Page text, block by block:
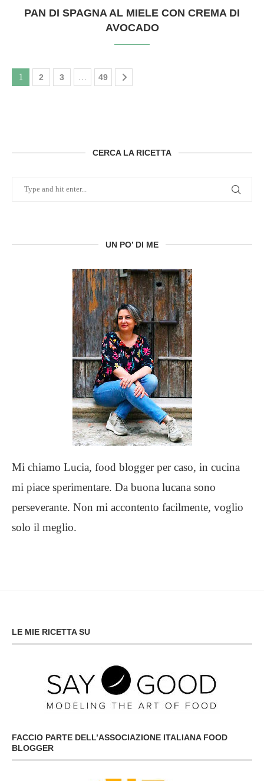
PAN DI SPAGNA AL MIELE CON CREMA DI
AVOCADO
1 2 3 49
CERCA LA RICETTA
UN PO’ DI ME
Mi chiamo Lucia, food blogger per caso, in cucina
mi piace sperimentare. Da buona lucana sono
perseverante. Non mi accontento facilmente, voglio
solo il meglio.
LE MIE RICETTA SU
FACCIO PARTE DELL’ASSOCIAZIONE ITALIANA FOOD
BLOGGER